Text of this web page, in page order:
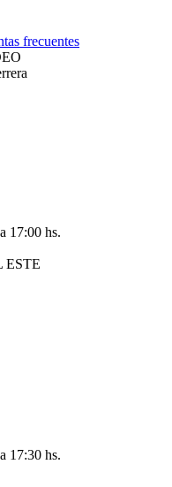
frecuentes
17:00 hs.
ESTE
17:30 hs.